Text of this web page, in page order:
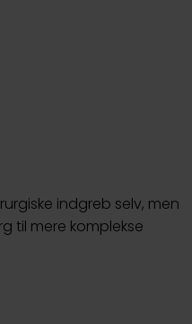
indgreb selv, men
til mere komplekse